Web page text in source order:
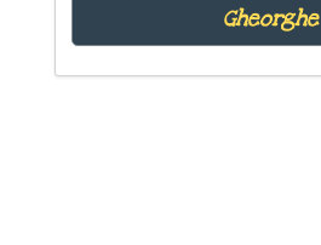
Gheorghe